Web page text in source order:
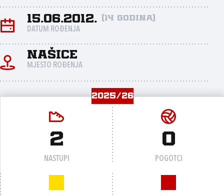
15.06.2012. (14 godina)
DATUM ROĐENJA
Našice
MJESTO ROĐENJA
2025/26
2
NASTUPI
0
POGOTCI